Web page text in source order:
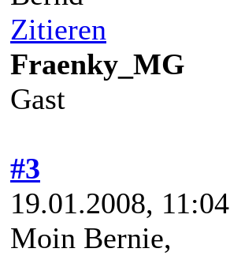
Zitieren
Fraenky_MG
Gast
#3
19.01.2008, 11:04
Moin Bernie,